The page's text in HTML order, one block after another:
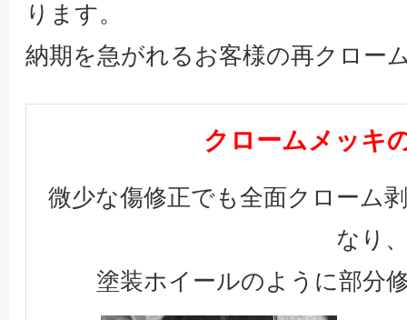
ります。
納期を急がれるお客様の再クロー
クロームメッキ
微少な傷修正でも全面クローム
なり
塗装ホイールのように部分